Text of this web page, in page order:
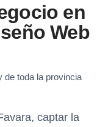
en
Web
de toda la provincia
captar la